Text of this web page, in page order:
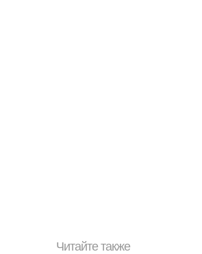
Читайте также